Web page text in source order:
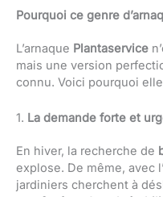
Pourquoi ce genre
L’arnaque Plantaservice
mais une version
connu. Voici pourquoi
1. La demande forte et
En hiver, la recherche de
explose. De même, avec
jardiniers cherchent à